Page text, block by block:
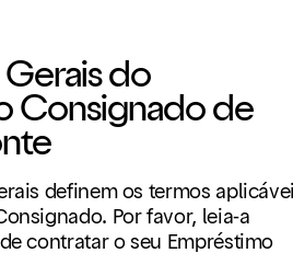
do
Consignado de
definem os termos
Por favor, leia-a
contratar o seu Empréstimo